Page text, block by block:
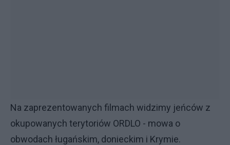
Na zaprezentowanych filmach widzimy jeńców z
okupowanych terytoriów ORDLO - mowa o
obwodach ługańskim, donieckim i Krymie.